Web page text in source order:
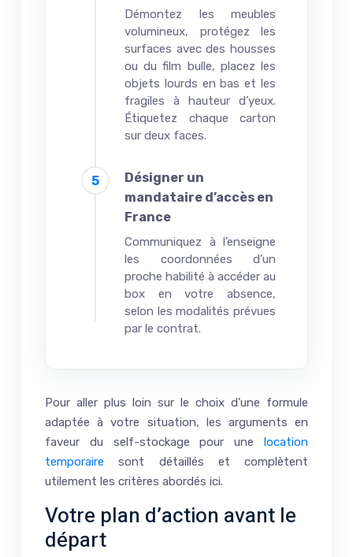
Démontez les meubles
volumineux, protégez les
surfaces avec des housses
ou du film bulle, placez les
objets lourds en bas et les
fragiles à hauteur d’yeux.
Étiquetez chaque carton
sur deux faces.
Désigner un
mandataire d’accès en
France
Communiquez à l’enseigne
les coordonnées d’un
proche habilité à accéder au
box en votre absence,
selon les modalités prévues
par le contrat.
Pour aller plus loin sur le choix d’une formule
adaptée à votre situation, les arguments en
faveur du self-stockage pour une location
temporaire sont détaillés et complètent
utilement les critères abordés ici.
Votre plan d’action avant le
départ